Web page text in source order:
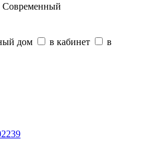
Современный
дом в кабинет
в